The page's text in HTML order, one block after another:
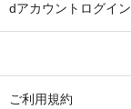
dアカウントログイン
ご利用規約